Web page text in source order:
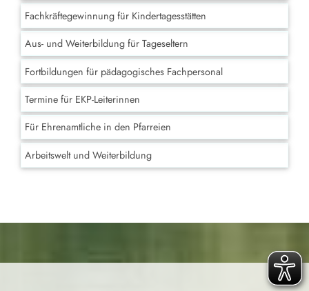
Fachkräftegewinnung für Kindertagesstätten
Aus- und Weiterbildung für Tageseltern
Fortbildungen für pädagogisches Fachpersonal
Termine für EKP-Leiterinnen
Für Ehrenamtliche in den Pfarreien
Arbeitswelt und Weiterbildung